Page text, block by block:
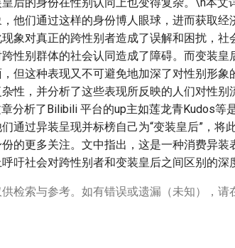
他们通过这样的身份博人眼球，进而获取经
象对真正的跨性别者造成了误解和困扰，社
性别群体的社会认同造成了障碍。而变装皇
但这种表现又不可避免地加深了对性别形象
性，并分析了这些表现所反映的人们对性别
分析了Bilibili 平台的up主如莲龙青Kudos等
通过异装呈现并标榜自己为“变装皇后”，将
的更多关注。文中指出，这是一种消费异装
吁社会对跨性别者和变装皇后之间区别的深
检索与参考。如有错误或遗漏（未知），请